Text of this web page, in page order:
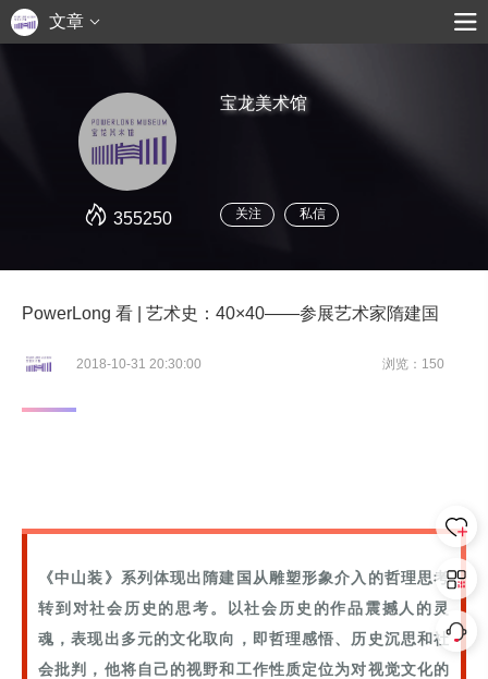
文章
355250
宝龙美术馆
关注 私信
PowerLong 看 | 艺术史：40×40——参展艺术家隋建国
2018-10-31 20:30:00 浏览：150
《中山装》系列体现出隋建国从雕塑形象介入的哲理思考
转到对社会历史的思考。以社会历史的作品震撼人的灵
魂，表现出多元的文化取向，即哲理感悟、历史沉思和社
会批判，他将自己的视野和工作性质定位为对视觉文化的